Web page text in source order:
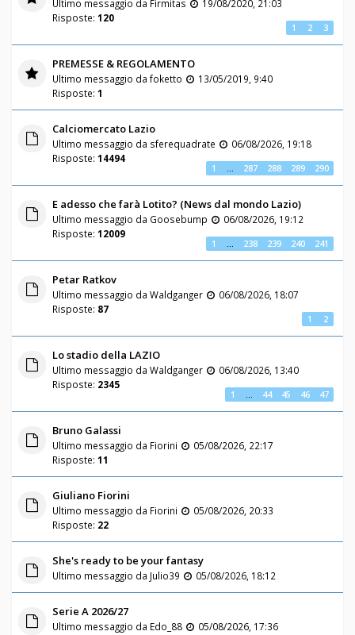
Ultimo messaggio da Firmitas
19/08/2020, 21:03
Risposte: 120
1 2 3
PREMESSE & REGOLAMENTO
Ultimo messaggio da foketto
13/05/2019, 9:40
Risposte: 1
Calciomercato Lazio
Ultimo messaggio da sferequadrate
06/08/2026, 19:18
Risposte: 14494
1 287 288 289 290
E adesso che farà Lotito? (News dal mondo Lazio)
Ultimo messaggio da Goosebump
06/08/2026, 19:12
Risposte: 12009
1 238 239 240 241
Petar Ratkov
Ultimo messaggio da Waldganger
06/08/2026, 18:07
Risposte: 87
1 2
Lo stadio della LAZIO
Ultimo messaggio da Waldganger
06/08/2026, 13:40
Risposte: 2345
1 44 45 46 47
Bruno Galassi
Ultimo messaggio da Fiorini
05/08/2026, 22:17
Risposte: 11
Giuliano Fiorini
Ultimo messaggio da Fiorini
05/08/2026, 20:33
Risposte: 22
She's ready to be your fantasy
Ultimo messaggio da Julio39 05/08/2026, 18:12
Serie A 2026/27
Ultimo messaggio da Edo_88
05/08/2026, 17:36